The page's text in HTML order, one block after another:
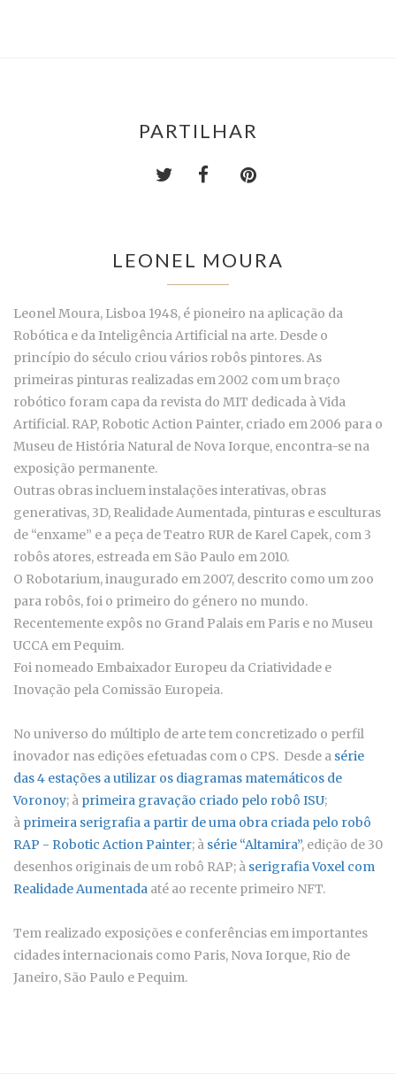
PARTILHAR
LEONEL MOURA
Leonel Moura, Lisboa 1948, é pioneiro na aplicação da
Robótica e da Inteligência Artificial na arte. Desde o
princípio do século criou vários robôs pintores. As
primeiras pinturas realizadas em 2002 com um braço
robótico foram capa da revista do MIT dedicada à Vida
Artificial. RAP, Robotic Action Painter, criado em 2006 para o
Museu de História Natural de Nova Iorque, encontra-se na
exposição permanente.
Outras obras incluem instalações interativas, obras
generativas, 3D, Realidade Aumentada, pinturas e esculturas
de “enxame” e a peça de Teatro RUR de Karel Capek, com 3
robôs atores, estreada em São Paulo em 2010.
O Robotarium, inaugurado em 2007, descrito como um zoo
para robôs, foi o primeiro do género no mundo.
Recentemente expôs no Grand Palais em Paris e no Museu
UCCA em Pequim.
Foi nomeado Embaixador Europeu da Criatividade e
Inovação pela Comissão Europeia.
No universo do múltiplo de arte tem concretizado o perfil
inovador nas edições efetuadas com o CPS. Desde a série
das 4 estações a utilizar os diagramas matemáticos de
Voronoy; à primeira gravação criado pelo robô ISU;
à primeira serigrafia a partir de uma obra criada pelo robô
RAP - Robotic Action Painter; à série “Altamira”, edição de 30
desenhos originais de um robô RAP; à serigrafia Voxel com
Realidade Aumentada até ao recente primeiro NFT.
Tem realizado exposições e conferências em importantes
cidades internacionais como Paris, Nova Iorque, Rio de
Janeiro, São Paulo e Pequim.